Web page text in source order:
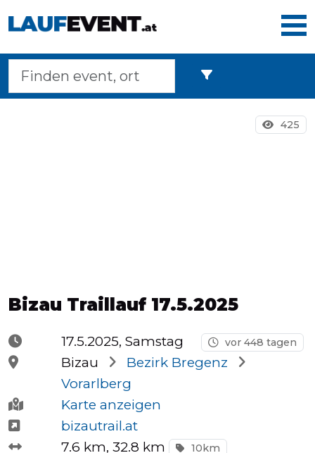
Home
Halbmarathons
OCR
Bizau Traillauf 17.5.2025
425
17.5.2025, Samstag vor 448 tagen
Bizau
Bezirk Bregenz
Vorarlberg
Karte anzeigen
bizautrail.at
7.6 km, 32.8 km
10km